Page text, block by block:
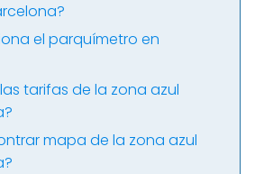
el parquímetro en
tarifas de la zona azul
mapa de la zona azul